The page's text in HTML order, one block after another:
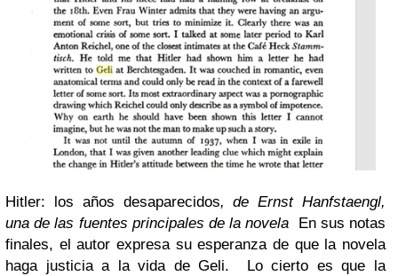
Hitler: los años desaparecidos, de Ernst Hanfstaengl,
una de las fuentes principales de la novela
En sus notas
finales, el autor expresa su esperanza de que la novela
haga justicia a la vida de Geli. Lo cierto es que la